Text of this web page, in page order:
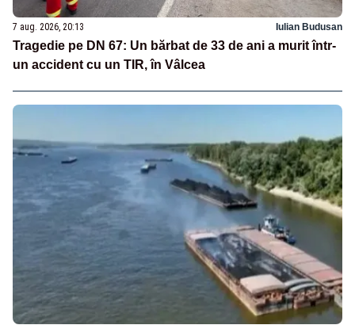
7 aug. 2026, 20:13 Iulian Budusan
Tragedie pe DN 67: Un bărbat de 33 de ani a murit într-
un accident cu un TIR, în Vâlcea